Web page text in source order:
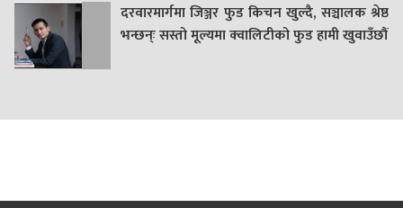
दरवारमार्गमा जिञ्जर फुड किचन खुल्दै, सञ्चालक श्रेष्ठ
भन्छन्ः सस्तो मूल्यमा क्वालिटीको फुड हामी खुवाउँछौं